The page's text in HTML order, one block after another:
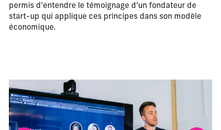
permis d’entendre le témoignage d’un fondateur de
start-up qui applique ces principes dans son modèle
économique.
La modification de la diapositive actuelle de ce